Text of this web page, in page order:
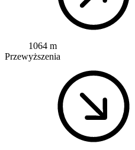
1064 m
Przewyższenia